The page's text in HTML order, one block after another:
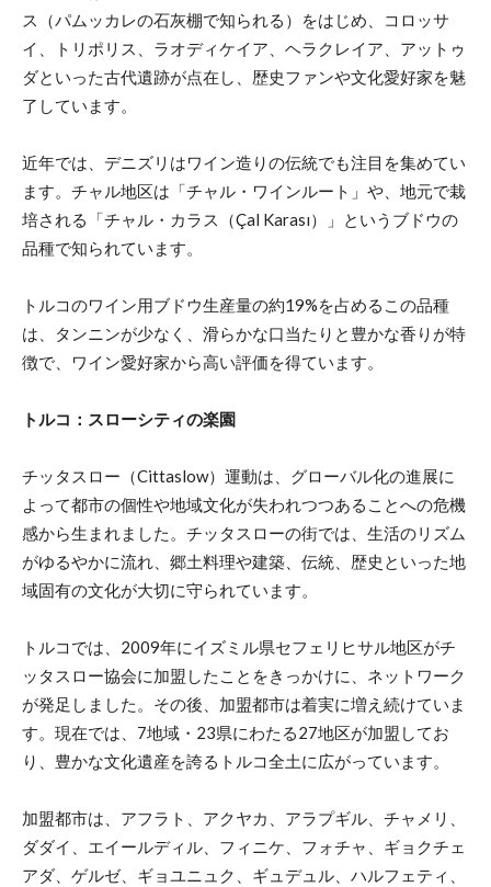
ス（パムッカレの石灰棚で知られる）をはじめ、コロッサ
イ、トリポリス、ラオディケイア、ヘラクレイア、アットゥ
ダといった古代遺跡が点在し、歴史ファンや文化愛好家を魅
了しています。
近年では、デニズリはワイン造りの伝統でも注目を集めてい
ます。チャル地区は「チャル・ワインルート」や、地元で栽
培される「チャル・カラス（Çal Karası）」というブドウの
品種で知られています。
トルコのワイン用ブドウ生産量の約19%を占めるこの品種
は、タンニンが少なく、滑らかな口当たりと豊かな香りが特
徴で、ワイン愛好家から高い評価を得ています。
トルコ：スローシティの楽園
チッタスロー（Cittaslow）運動は、グローバル化の進展に
よって都市の個性や地域文化が失われつつあることへの危機
感から生まれました。チッタスローの街では、生活のリズム
がゆるやかに流れ、郷土料理や建築、伝統、歴史といった地
域固有の文化が大切に守られています。
トルコでは、2009年にイズミル県セフェリヒサル地区がチ
ッタスロー協会に加盟したことをきっかけに、ネットワーク
が発足しました。その後、加盟都市は着実に増え続けていま
す。現在では、7地域・23県にわたる27地区が加盟してお
り、豊かな文化遺産を誇るトルコ全土に広がっています。
加盟都市は、アフラト、アクヤカ、アラプギル、チャメリ、
ダダイ、エイールディル、フィニケ、フォチャ、ギョクチェ
アダ、ゲルゼ、ギョユニュク、ギュデュル、ハルフェティ、